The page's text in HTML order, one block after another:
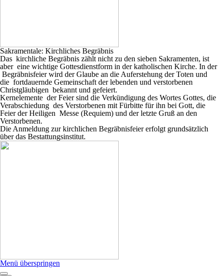
Sakramentale: Kirchliches Begräbnis
Das kirchliche Begräbnis zählt nicht zu den sieben Sakramenten, ist
aber eine wichtige Gottesdienstform in der katholischen Kirche. In der
Begräbnisfeier wird der Glaube an die Auferstehung der Toten und
die fortdauernde Gemeinschaft der lebenden und verstorbenen
Christgläubigen bekannt und gefeiert.
Kernelemente der Feier sind die Verkündigung des Wortes Gottes, die
Verabschiedung des Verstorbenen mit Fürbitte für ihn bei Gott, die
Feier der Heiligen Messe (Requiem) und der letzte Gruß an den
Verstorbenen.
Die Anmeldung zur kirchlichen Begräbnisfeier erfolgt grundsätzlich
über das Bestattungsinstitut.
Menü überspringen